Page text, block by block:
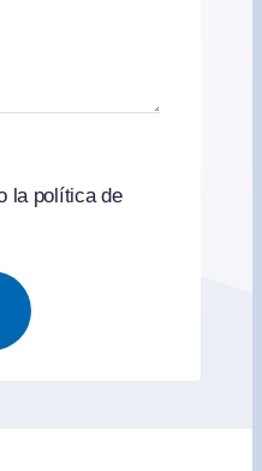
la política de